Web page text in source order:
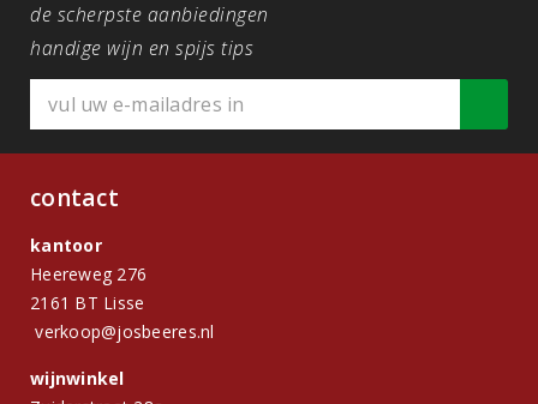
de scherpste aanbiedingen
handige wijn en spijs tips
contact
kantoor
Heereweg 276
2161 BT Lisse
verkoop@josbeeres.nl
wijnwinkel